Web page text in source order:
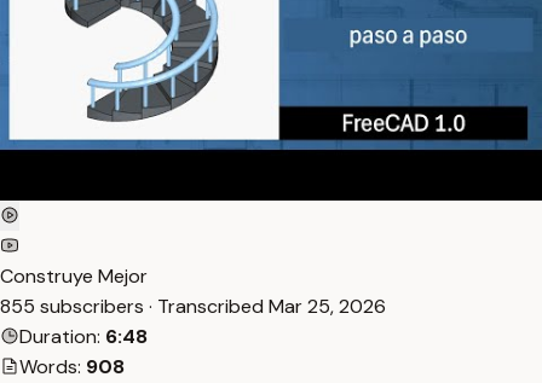
Construye Mejor
855 subscribers · Transcribed Mar 25, 2026
Duration: 6:48
Words: 908